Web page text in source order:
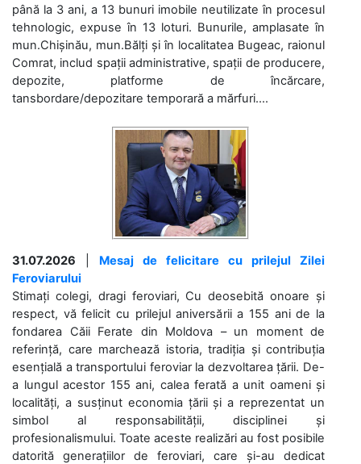
până la 3 ani, a 13 bunuri imobile neutilizate în procesul
tehnologic, expuse în 13 loturi. Bunurile, amplasate în
mun.Chișinău, mun.Bălți și în localitatea Bugeac, raionul
Comrat, includ spații administrative, spații de producere,
depozite, platforme de încărcare,
tansbordare/depozitare temporară a mărfuri....
31.07.2026
Mesaj de felicitare cu prilejul Zilei
Feroviarului
Stimați colegi, dragi feroviari, Cu deosebită onoare și
respect, vă felicit cu prilejul aniversării a 155 ani de la
fondarea Căii Ferate din Moldova – un moment de
referință, care marchează istoria, tradiția și contribuția
esențială a transportului feroviar la dezvoltarea țării. De-
a lungul acestor 155 ani, calea ferată a unit oameni și
localități, a susținut economia țării și a reprezentat un
simbol al responsabilității, disciplinei și
profesionalismului. Toate aceste realizări au fost posibile
datorită generațiilor de feroviari, care și-au dedicat